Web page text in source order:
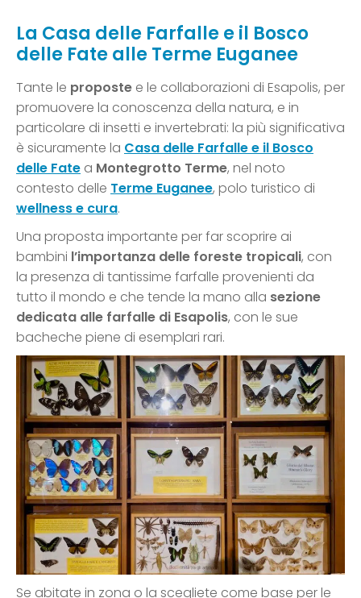
La Casa delle Farfalle e il Bosco
delle Fate alle Terme Euganee
Tante le proposte e le collaborazioni di Esapolis, per
promuovere la conoscenza della natura, e in
particolare di insetti e invertebrati: la più significativa
è sicuramente la Casa delle Farfalle e il Bosco
delle Fate a Montegrotto Terme, nel noto
contesto delle Terme Euganee, polo turistico di
wellness e cura.
Una proposta importante per far scoprire ai
bambini l’importanza delle foreste tropicali, con
la presenza di tantissime farfalle provenienti da
tutto il mondo e che tende la mano alla sezione
dedicata alle farfalle di Esapolis, con le sue
bacheche piene di esemplari rari.
Se abitate in zona o la scegliete come base per le